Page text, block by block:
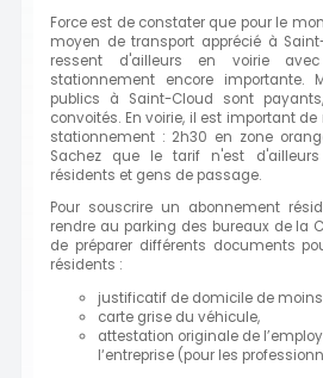
Force est de constater que pour le
moyen de transport apprécié à
ressent d'ailleurs en voirie
stationnement encore importante.
publics à Saint-Cloud sont
convoités. En voirie, il est important
stationnement : 2h30 en zone
Sachez que le tarif n'est
résidents et gens de passage.
Pour souscrire un abonnement
rendre au parking des bureaux de la
de préparer différents documents
résidents :
justificatif de domicile de
carte grise du véhicule,
attestation originale de
l‘entreprise (pour les